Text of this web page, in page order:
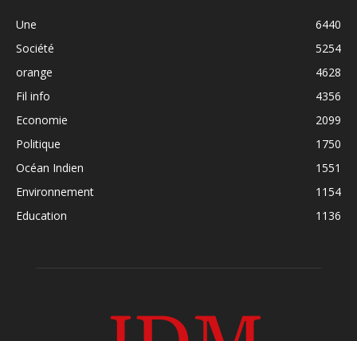
Une
6440
Société
5254
orange
4628
Fil info
4356
Economie
2099
Politique
1750
Océan Indien
1551
Environnement
1154
Education
1136